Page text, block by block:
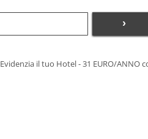
›
Evidenzia il tuo Hotel - 31 EURO/ANNO